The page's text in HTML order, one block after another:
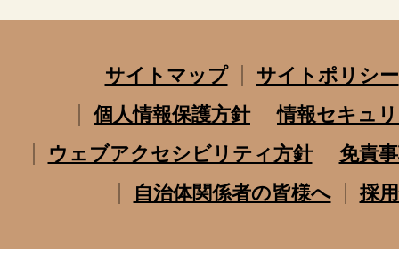
サイトマップ
サイトポリシー
個人情報保護方針
情報セキュ
ウェブアクセシビリティ方針
免責
自治体関係者の皆様へ
採